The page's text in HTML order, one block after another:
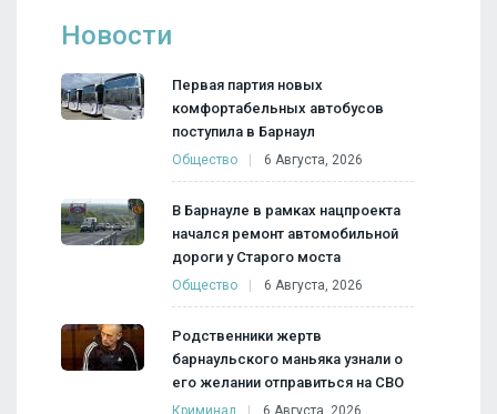
Новости
Первая партия новых
комфортабельных автобусов
поступила в Барнаул
Общество 6 Августа, 2026
В Барнауле в рамках нацпроекта
начался ремонт автомобильной
дороги у Старого моста
Общество 6 Августа, 2026
Родственники жертв
барнаульского маньяка узнали о
его желании отправиться на СВО
Криминал 6 Августа, 2026